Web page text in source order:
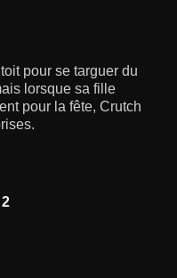
pour se targuer du
lorsque sa fille
pour la fête, Crutch